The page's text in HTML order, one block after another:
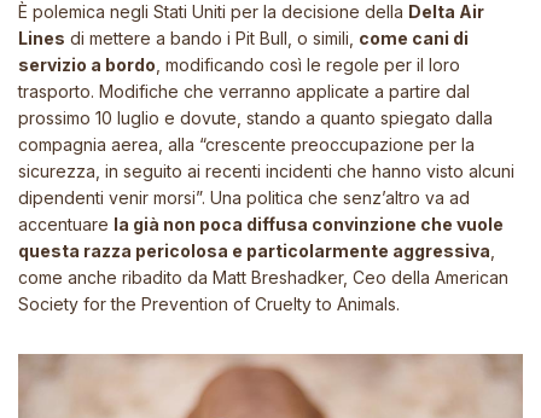
È polemica negli Stati Uniti per la decisione della Delta Air
Lines di mettere a bando i Pit Bull, o simili, come cani di
servizio a bordo , modificando così le regole per il loro
trasporto. Modifiche che verranno applicate a partire dal
prossimo 10 luglio e dovute, stando a quanto spiegato dalla
compagnia aerea, alla “crescente preoccupazione per la
sicurezza, in seguito ai recenti incidenti che hanno visto alcuni
dipendenti venir morsi”. Una politica che senz’altro va ad
accentuare la già non poca diffusa convinzione che vuole
questa razza pericolosa e particolarmente aggressiva
come anche ribadito da Matt Breshadker, Ceo della American
Society for the Prevention of Cruelty to Animals.